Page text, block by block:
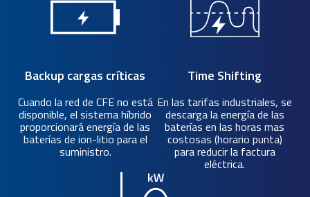
Backup cargas críticas
Cuando la red de CFE no está
disponible, el sistema híbrido
proporcionará energía de las
baterías de ion-litio para el
suministro.
Time Shifting
En las tarifas industriales, se
descarga la energía de las
baterías en las horas mas
costosas (horario punta)
para reducir la factura
eléctrica.